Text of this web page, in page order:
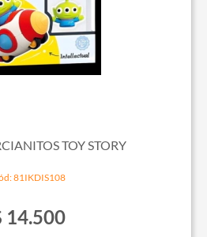
TOY STORY
81IKDIS108
14.500